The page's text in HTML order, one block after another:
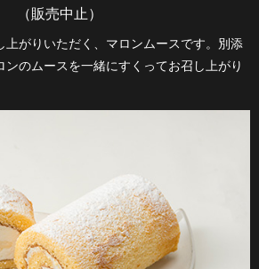
（販売中止）
上がりいただく、マロンムースです。別添
ンのムースを一緒にすくってお召し上がり